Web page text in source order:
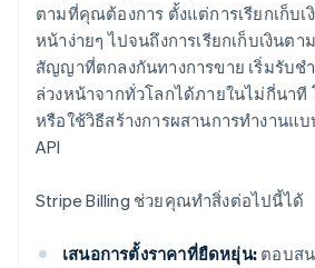
ตามที่คุณต้องการ ตั้งแต่การเรียกเก็บ
หน้าง่ายๆ ไปจนถึงการเรียกเก็บเงินตา
สัญญาที่ตกลงกันทางการขาย เริ่มรับช
ล่วงหน้าจากทั่วโลกได้ภายในไม่กี่นาที
หรือใช้วิธีสร้างการผสานการทำงานแ
API
Stripe Billing ช่วยคุณทำสิ่งต่อไปนี้ได้
เสนอการตั้งราคาที่ยืดหยุ่น: ตอบส